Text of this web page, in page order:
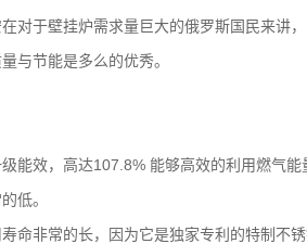
对于壁挂炉需求量巨大的俄罗斯国民来讲
与节能是多么的优秀。
能效，高达107.8% 能够高效的利用燃气
低。
命非常的长，因为它是独家专利的特制不